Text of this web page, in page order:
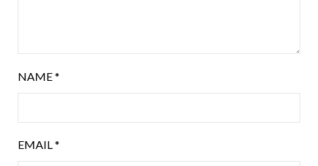
NAME*
EMAIL *